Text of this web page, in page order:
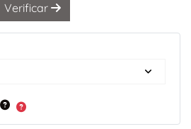
Verificar